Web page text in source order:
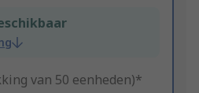
van 50 eenheden)*